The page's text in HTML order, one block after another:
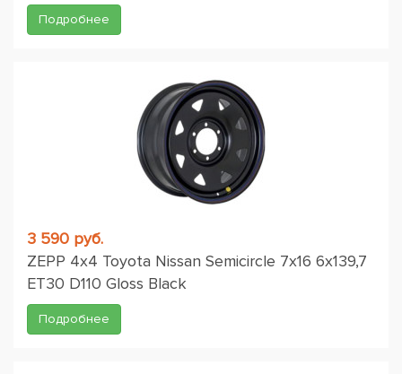
Подробнее
3 590 руб.
ZEPP 4х4 Toyota Nissan Semicircle 7x16 6x139,7
ET30 D110 Gloss Black
Подробнее